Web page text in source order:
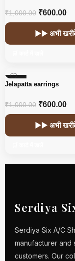
₹1,000.00 ₹600.00
▶▶ अभी
-40%
Jelapatta earrings
₹1,000.00 ₹600.00
▶▶ अभी
Serdiya
Serdiya Six A/C
manufacturer and
customers. Our